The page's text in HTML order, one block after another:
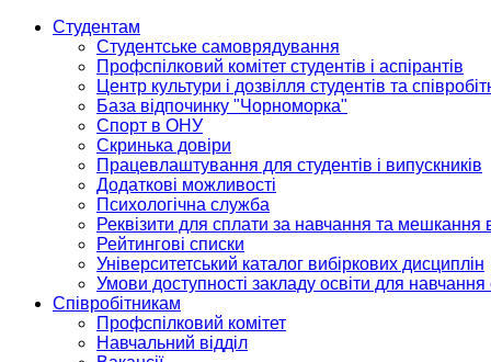
Студентам
Студентське самоврядування
Профспілковий комітет студентів і аспірантів
Центр культури і дозвілля студентів та
База відпочинку "Чорноморка"
Спорт в ОНУ
Скринька довіри
Працевлаштування для студентів і випускників
Додаткові можливості
Психологічна служба
Реквізити для сплати за навчання та мешкання
Рейтингові списки
Університетський каталог вибіркових дисциплін
Умови доступності закладу освіти для
Співробітникам
Профспілковий комітет
Навчальний відділ